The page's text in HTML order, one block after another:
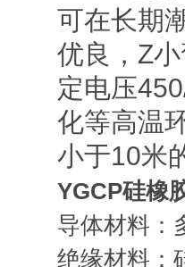
可在长期
优良，Z
定电压
化等高温
小于10米
YGCP硅橡
导体材料：
绝缘材料：